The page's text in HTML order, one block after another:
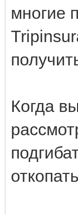
многие
Когда